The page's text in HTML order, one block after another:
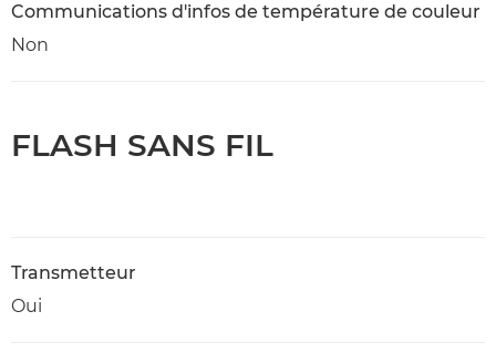
Communications d'infos de température de couleur
Non
FLASH SANS FIL
Transmetteur
Oui